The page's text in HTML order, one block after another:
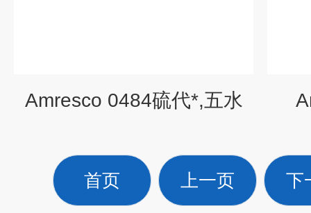
Amresco 0484硫代*,五水
首页 上一页 下